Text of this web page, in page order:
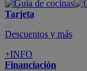
Tarjeta
Descuentos y más
+INFO
Financiación